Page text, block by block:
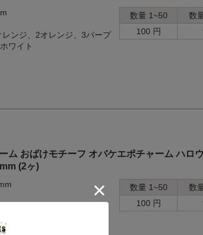
ンジ、2オレンジ、3パープ
ワイト
数量 1~50 数
100 円
ム おばけモチーフ オバケエポチャーム ハロ
(2ヶ)
数量 1~50 数
100 円